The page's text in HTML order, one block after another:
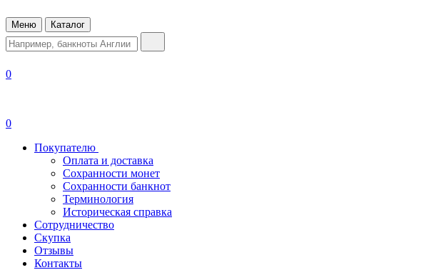
Меню Каталог
0
0
Покупателю
Оплата и доставка
Сохранности монет
Сохранности банкнот
Терминология
Историческая справка
Сотрудничество
Скупка
Отзывы
Контакты